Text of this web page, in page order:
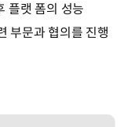
플랫 폼의 성능
부문과 협의를 진행